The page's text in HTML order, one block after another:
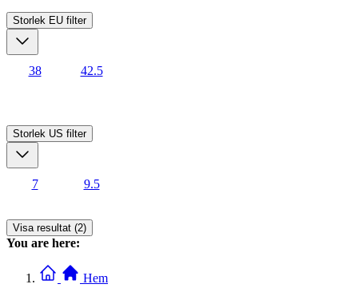
Storlek EU filter
38 42.5
Storlek US filter
7 9.5
Visa resultat (2)
You are here:
Hem